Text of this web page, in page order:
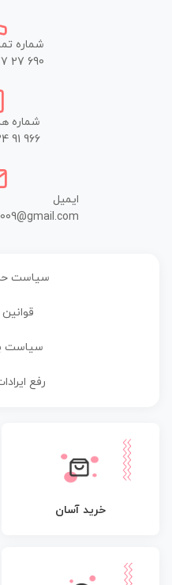
شماره
27 690
شماره
91 966
ایمیل
سیاست
سیاست
رفع
خرید آسان